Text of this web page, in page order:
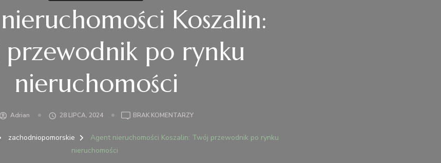
Koszalin:
przewodnik po rynku
nieruchomości
Adrian 28 LIPCA, 2024 BRAK KOMENTARZYDO
NIERUCHOMOŚCI
zachodniopomorskie
Agent nieruchomości Koszalin: Twój przewodnik po rynku
nieruchomości